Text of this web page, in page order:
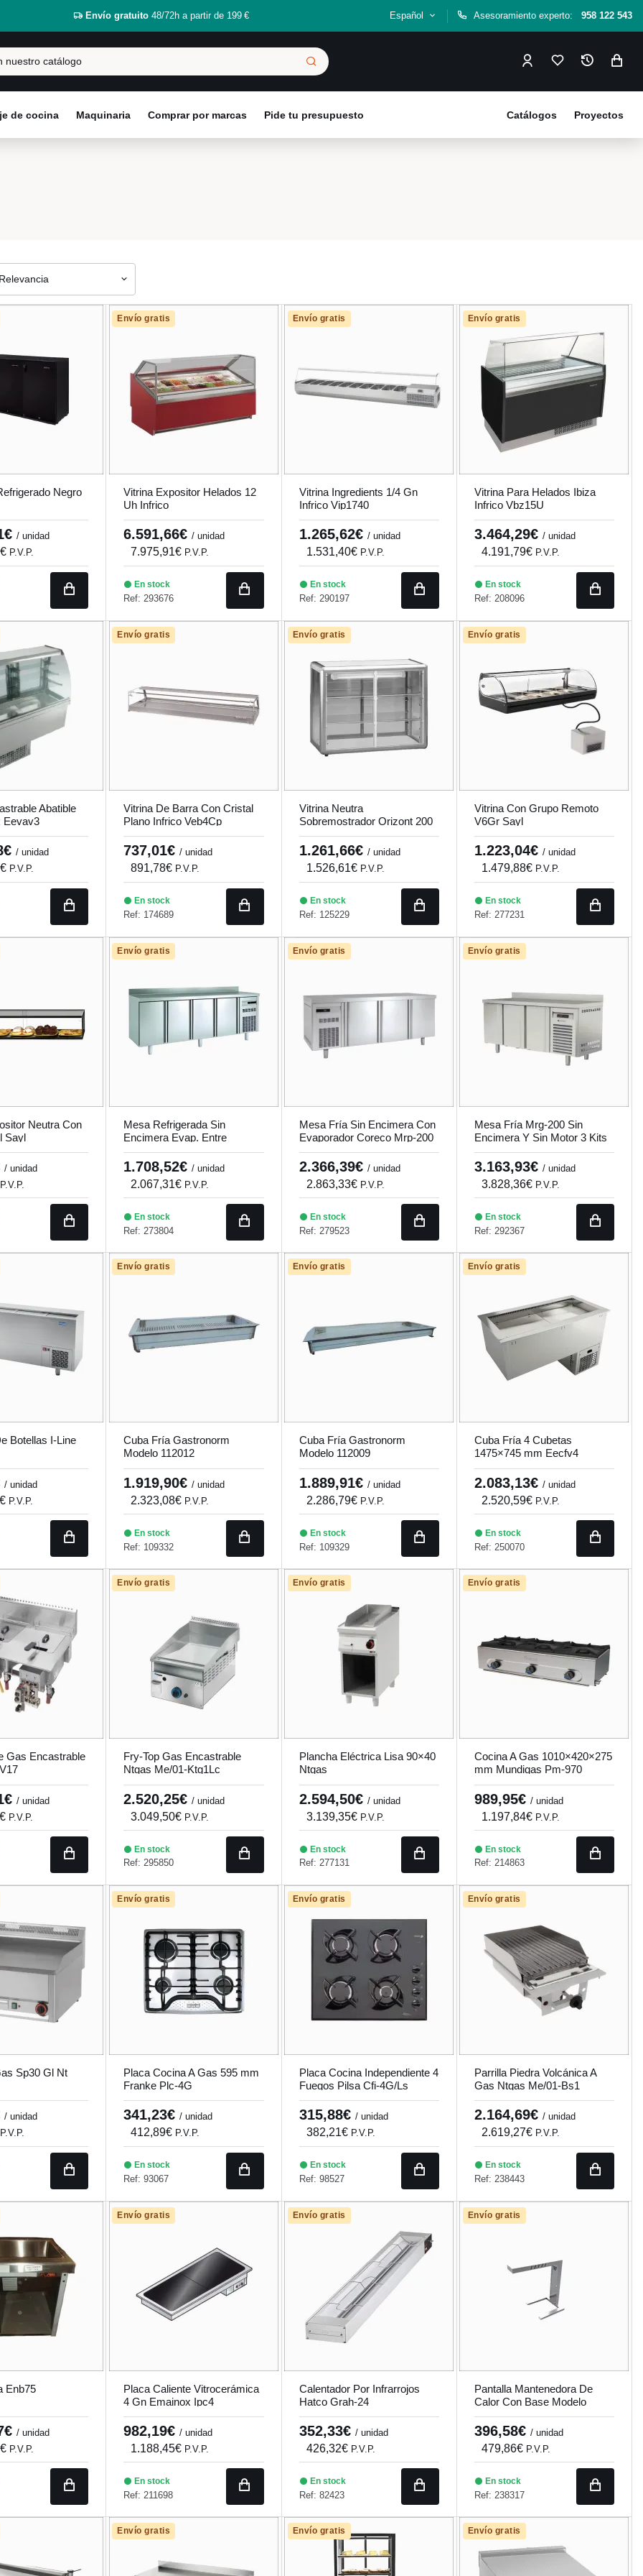
Envío gratuito48/72h a partir de 199 € Español Asesoramiento experto: 958 122 543
de cocina Maquinaria Comprar por marcas Pide tu presupuesto Proyectos
Catálogos
Relevancia
Negro
/ unidad
P.V.P.
Envío gratis
Vitrina Expositor Helados 12
Uh Infrico
6.591,66€/ unidad
7.975,91€ P.V.P.
En stock
Ref: 293676
Envío gratis
Vitrina Ingredients 1/4 Gn
Infrico Vip1740
1.265,62€ / unidad
1.531,40€ P.V.P.
En stock
Ref: 290197
Envío gratis
Vitrina Para Helados Ibiza
Infrico Vbz15U
3.464,29€ / unidad
4.191,79€ P.V.P.
En stock
Ref: 208096
Abatible
Eevav3
/ unidad
P.V.P.
Envío gratis
Vitrina De Barra Con Cristal
Plano Infrico Veb4Cp
737,01€/ unidad
891,78€ P.V.P.
En stock
Ref: 174689
Envío gratis
Vitrina Neutra
Sobremostrador Orizont 200
Q
1.261,66€ / unidad
1.526,61€ P.V.P.
En stock
Ref: 125229
Envío gratis
Vitrina Con Grupo Remoto
V6Gr Sayl
1.223,04€ / unidad
1.479,88€ P.V.P.
En stock
Ref: 277231
Neutra Con
Sayl
/ unidad
P.V.P.
Envío gratis
Mesa Refrigerada Sin
Encimera Evap. Entre
Puertas Coreco Mrg-150
1.708,52€/ unidad
2.067,31€ P.V.P.
En stock
Ref: 273804
Envío gratis
Mesa Fría Sin Encimera Con
Evaporador Coreco Mrp-200
2.366,39€ / unidad
2.863,33€ P.V.P.
En stock
Ref: 279523
Envío gratis
Mesa Fría Mrg-200 Sin
Encimera Y Sin Motor 3 Kits
X 2 Caj.
3.163,93€ / unidad
3.828,36€ P.V.P.
En stock
Ref: 292367
Botellas I-Line
/ unidad
P.V.P.
Envío gratis
Cuba Fría Gastronorm
Modelo 112012
1.919,90€/ unidad
2.323,08€ P.V.P.
En stock
Ref: 109332
Envío gratis
Cuba Fría Gastronorm
Modelo 112009
1.889,91€ / unidad
2.286,79€ P.V.P.
En stock
Ref: 109329
Envío gratis
Cuba Fría 4 Cubetas
1475×745 mm Eecfv4
2.083,13€ / unidad
2.520,59€ P.V.P.
En stock
Ref: 250070
Gas Encastrable
/ unidad
P.V.P.
Envío gratis
Fry-Top Gas Encastrable
Ntgas Me/01-Ktg1Lc
2.520,25€/ unidad
3.049,50€ P.V.P.
En stock
Ref: 295850
Envío gratis
Plancha Eléctrica Lisa 90×40
Ntgas
2.594,50€ / unidad
3.139,35€ P.V.P.
En stock
Ref: 277131
Envío gratis
Cocina A Gas 1010×420×275
mm Mundigas Pm-970
989,95€ / unidad
1.197,84€ P.V.P.
En stock
Ref: 214863
Sp30 Gl Nt
/ unidad
P.V.P.
Envío gratis
Placa Cocina A Gas 595 mm
Franke Plc-4G
341,23€/ unidad
412,89€ P.V.P.
En stock
Ref: 93067
Envío gratis
Placa Cocina Independiente 4
Fuegos Pilsa Cfi-4G/Ls
315,88€ / unidad
382,21€ P.V.P.
En stock
Ref: 98527
Envío gratis
Parrilla Piedra Volcánica A
Gas Ntgas Me/01-Bs1
2.164,69€ / unidad
2.619,27€ P.V.P.
En stock
Ref: 238443
Enb75
/ unidad
P.V.P.
Envío gratis
Placa Caliente Vitrocerámica
4 Gn Emainox Ipc4
982,19€/ unidad
1.188,45€ P.V.P.
En stock
Ref: 211698
Envío gratis
Calentador Por Infrarrojos
Hatco Grah-24
352,33€ / unidad
426,32€ P.V.P.
En stock
Ref: 82423
Envío gratis
Pantalla Mantenedora De
Calor Con Base Modelo
Pimc0002
396,58€ / unidad
479,86€ P.V.P.
En stock
Ref: 238317
Envío gratis Envío gratis Envío gratis